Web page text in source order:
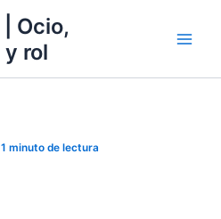
Ocio,
rol
1 minuto de lectura